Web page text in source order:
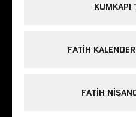
KUMKAPI
FATIH
FATIH